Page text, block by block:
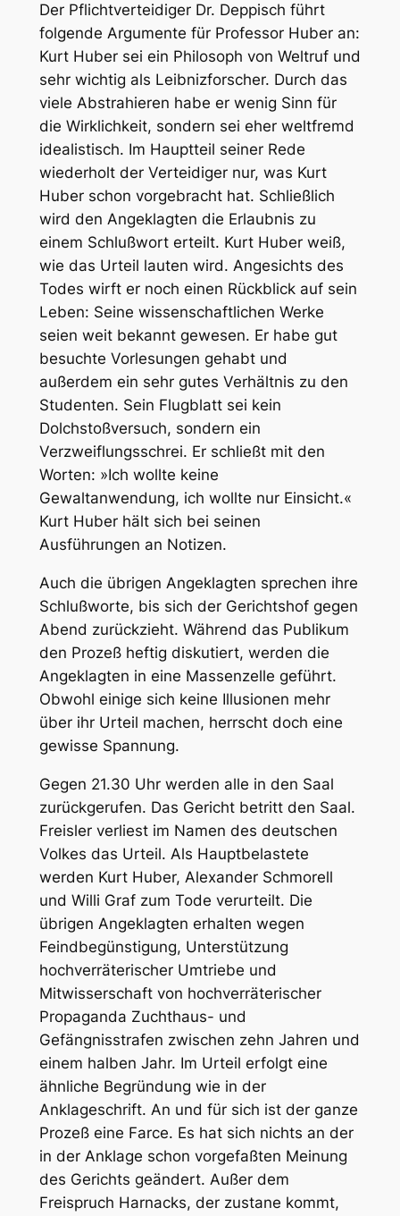
Der Pflichtverteidiger Dr. Deppisch führt
folgende Argumente für Professor Huber an:
Kurt Huber sei ein Philosoph von Weltruf und
sehr wichtig als Leibnizforscher. Durch das
viele Abstrahieren habe er wenig Sinn für
die Wirklichkeit, sondern sei eher weltfremd
idealistisch. Im Hauptteil seiner Rede
wiederholt der Verteidiger nur, was Kurt
Huber schon vorgebracht hat. Schließlich
wird den Angeklagten die Erlaubnis zu
einem Schlußwort erteilt. Kurt Huber weiß,
wie das Urteil lauten wird. Angesichts des
Todes wirft er noch einen Rückblick auf sein
Leben: Seine wissenschaftlichen Werke
seien weit bekannt gewesen. Er habe gut
besuchte Vorlesungen gehabt und
außerdem ein sehr gutes Verhältnis zu den
Studenten. Sein Flugblatt sei kein
Dolchstoßversuch, sondern ein
Verzweiflungsschrei. Er schließt mit den
Worten: »Ich wollte keine
Gewaltanwendung, ich wollte nur Einsicht.«
Kurt Huber hält sich bei seinen
Ausführungen an Notizen.
Auch die übrigen Angeklagten sprechen ihre
Schlußworte, bis sich der Gerichtshof gegen
Abend zurückzieht. Während das Publikum
den Prozeß heftig diskutiert, werden die
Angeklagten in eine Massenzelle geführt.
Obwohl einige sich keine Illusionen mehr
über ihr Urteil machen, herrscht doch eine
gewisse Spannung.
Gegen 21.30 Uhr werden alle in den Saal
zurückgerufen. Das Gericht betritt den Saal.
Freisler verliest im Namen des deutschen
Volkes das Urteil. Als Hauptbelastete
werden Kurt Huber, Alexander Schmorell
und Willi Graf zum Tode verurteilt. Die
übrigen Angeklagten erhalten wegen
Feindbegünstigung, Unterstützung
hochverräterischer Umtriebe und
Mitwisserschaft von hochverräterischer
Propaganda Zuchthaus- und
Gefängnisstrafen zwischen zehn Jahren und
einem halben Jahr. Im Urteil erfolgt eine
ähnliche Begründung wie in der
Anklageschrift. An und für sich ist der ganze
Prozeß eine Farce. Es hat sich nichts an der
in der Anklage schon vorgefaßten Meinung
des Gerichts geändert. Außer dem
Freispruch Harnacks, der zustane kommt,